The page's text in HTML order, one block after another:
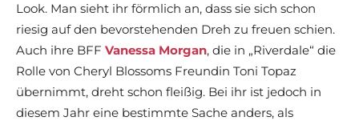
Look. Man sieht ihr förmlich an, dass sie sich schon
riesig auf den bevorstehenden Dreh zu freuen schien.
Auch ihre BFF Vanessa Morgan, die in „Riverdale“ die
Rolle von Cheryl Blossoms Freundin Toni Topaz
übernimmt, dreht schon fleißig. Bei ihr ist jedoch in
diesem Jahr eine bestimmte Sache anders, als